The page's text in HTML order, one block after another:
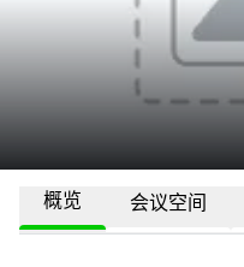
概览 会议空间